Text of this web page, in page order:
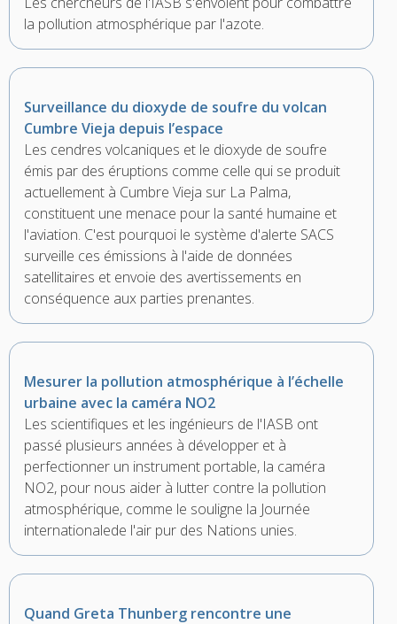
la pollution atmosphérique par l'azote.
Surveillance du dioxyde de soufre du volcan
Cumbre Vieja depuis l’espace
Les cendres volcaniques et le dioxyde de soufre
émis par des éruptions comme celle qui se produit
actuellement à Cumbre Vieja sur La Palma,
constituent une menace pour la santé humaine et
l'aviation. C'est pourquoi le système d'alerte SACS
surveille ces émissions à l'aide de données
satellitaires et envoie des avertissements en
conséquence aux parties prenantes.
Mesurer la pollution atmosphérique à l’échelle
urbaine avec la caméra NO2
Les scientifiques et les ingénieurs de l'IASB ont
passé plusieurs années à développer et à
perfectionner un instrument portable, la caméra
NO2, pour nous aider à lutter contre la pollution
atmosphérique, comme le souligne la Journée
internationalede l'air pur des Nations unies.
Quand Greta Thunberg rencontre une